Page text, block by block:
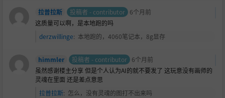
拉普拉斯 投稿者 - contributor 6个月前
这质量可以啊，是本地跑的吗
derzwillinge: 本地跑的，4060笔记本，8g显存
himmler 投稿者 - contributor 6个月前
虽然感谢楼主分享 但是个人认为AI的就不要发了 这玩意没有画师的
灵魂在里面 还是差点意思
拉普拉斯: 怎么，没有灵魂的图打不出来吗